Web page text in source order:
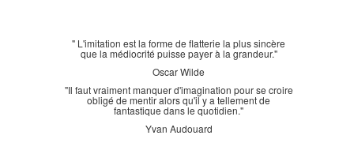
" L'imitation est la forme de flatterie la plus sincère
que la médiocrité puisse payer à la grandeur."
Oscar Wilde
"Il faut vraiment manquer d'imagination pour se croire
obligé de mentir alors qu'il y a tellement de
fantastique dans le quotidien."
Yvan Audouard